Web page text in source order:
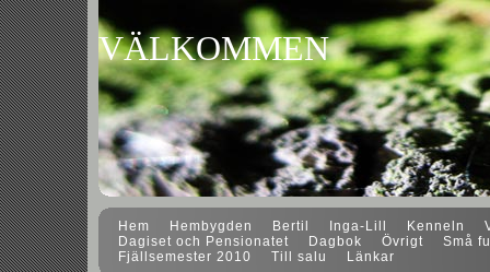
VÄLKOMMEN
Hem Hembygden Bertil Inga-Lill Kenneln
Dagiset och Pensionatet
Dagbok Övrigt
Små
Fjällsemester 2010
Till salu Länkar